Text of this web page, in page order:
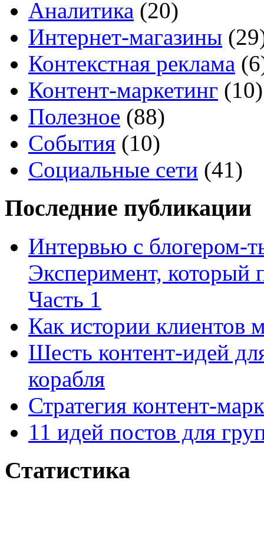
Аналитика (20)
Интернет-магазины
Контекстная реклама
Контент-маркетинг (10)
Полезное (88)
События (10)
Социальные сети (41)
Последние публикации
Интервью с блогером-
Эксперимент, который
Часть 1
Как истории клиентов
Шесть контент-идей
корабля
Стратегия контент-
11 идей постов для
Статистика